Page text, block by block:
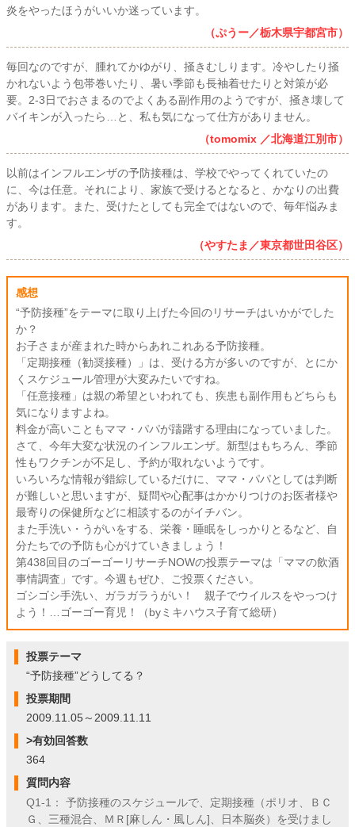
炎をやったほうがいいか迷っています。
（ぷうー／栃木県宇都宮市）
毎回なのですが、腫れてかゆがり、掻きむしります。冷やしたり掻
かれないよう包帯巻いたり、暑い季節も長袖着せたりと対策が必
要。2-3日でおさまるのでよくある副作用のようですが、掻き壊して
バイキンが入ったら…と、私も気になって仕方がありません。
（tomomix ／北海道江別市）
以前はインフルエンザの予防接種は、学校でやってくれていたの
に、今は任意。それにより、家族で受けるとなると、かなりの出費
があります。また、受けたとしても完全ではないので、毎年悩みま
す。
（やすたま／東京都世田谷区）
感想
“予防接種”をテーマに取り上げた今回のリサーチはいかがでした
か？
お子さまが産まれた時からあれこれある予防接種。
「定期接種（勧奨接種）」は、受ける方が多いのですが、とにか
くスケジュール管理が大変みたいですね。
「任意接種」は親の希望といわれても、疾患も副作用もどちらも
気になりますよね。
料金が高いこともママ・パパが躊躇する理由になっていました。
さて、今年大変な状況のインフルエンザ。新型はもちろん、季節
性もワクチンが不足し、予約が取れないようです。
いろいろな情報が錯綜しているだけに、ママ・パパとしては判断
が難しいと思いますが、疑問や心配事はかかりつけのお医者様や
最寄りの保健所などに相談するのがイチバン。
また手洗い・うがいをする、栄養・睡眠をしっかりとるなど、自
分たちでの予防も心がけていきましょう！
第438回目のゴーゴーリサーチNOWの投票テーマは「ママの飲酒
事情調査」です。今週もぜひ、ご投票ください。
ゴシゴシ手洗い、ガラガラうがい！ 親子でウイルスをやっつけ
よう！…ゴーゴー育児！（byミキハウス子育て総研）
投票テーマ
“予防接種”どうしてる？
投票期間
2009.11.05～2009.11.11
>有効回答数
364
質問内容
Q1-1： 予防接種のスケジュールで、定期接種（ポリオ、ＢＣ
Ｇ、三種混合、ＭＲ[麻しん・風しん]、日本脳炎）を受けまし